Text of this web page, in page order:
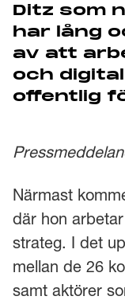
Ditz som
har lång
av att
och
offentlig
Närmast
där hon
strateg. I det
mellan de 26
samt aktörer